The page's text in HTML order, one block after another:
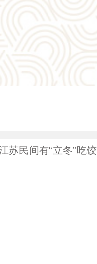
民间有“立冬”吃饺